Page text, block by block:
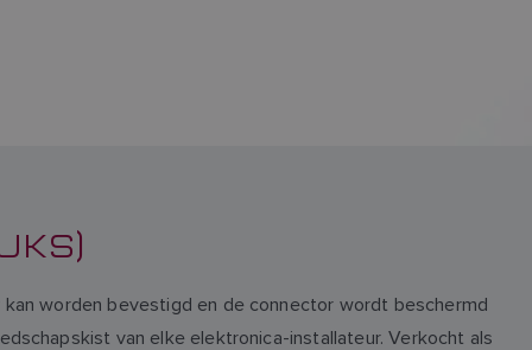
worden bevestigd en de connector wordt beschermd
van elke elektronica-installateur. Verkocht als